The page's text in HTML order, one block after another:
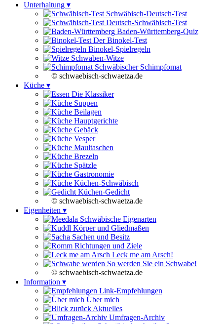
Unterhaltung ▾
Schwäbisch-Deutsch-Test
Deutsch-Schwäbisch-Test
Baden-Württemberg-Quiz
Der Binokel-Test
Binokel-Spielregeln
Schwaben-Witze
Schwäbischer Schimpfomat
© schwaebisch-schwaetza.de
Küche ▾
Die Klassiker
Suppen
Beilagen
Hauptgerichte
Gebäck
Vesper
Maultaschen
Brezeln
Spätzle
Gastronomie
Küchen-Schwäbisch
Küchen-Gedicht
© schwaebisch-schwaetza.de
Eigenheiten ▾
Schwäbische Eigenarten
Körper und Gliedmaßen
Sachen und Besitz
Richtungen und Ziele
Leck me am Arsch!
So werden Sie ein Schwabe!
© schwaebisch-schwaetza.de
Information ▾
Link-Empfehlungen
Über mich
Aktuelles
Umfragen-Archiv